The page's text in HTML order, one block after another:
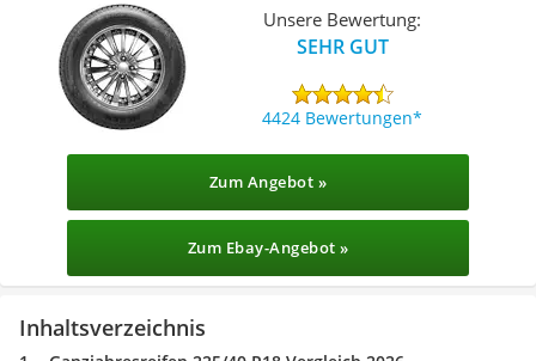
Unsere Bewertung:
SEHR GUT
4424 Bewertungen
Zum Angebot »
Zum Ebay-Angebot »
Inhaltsverzeichnis